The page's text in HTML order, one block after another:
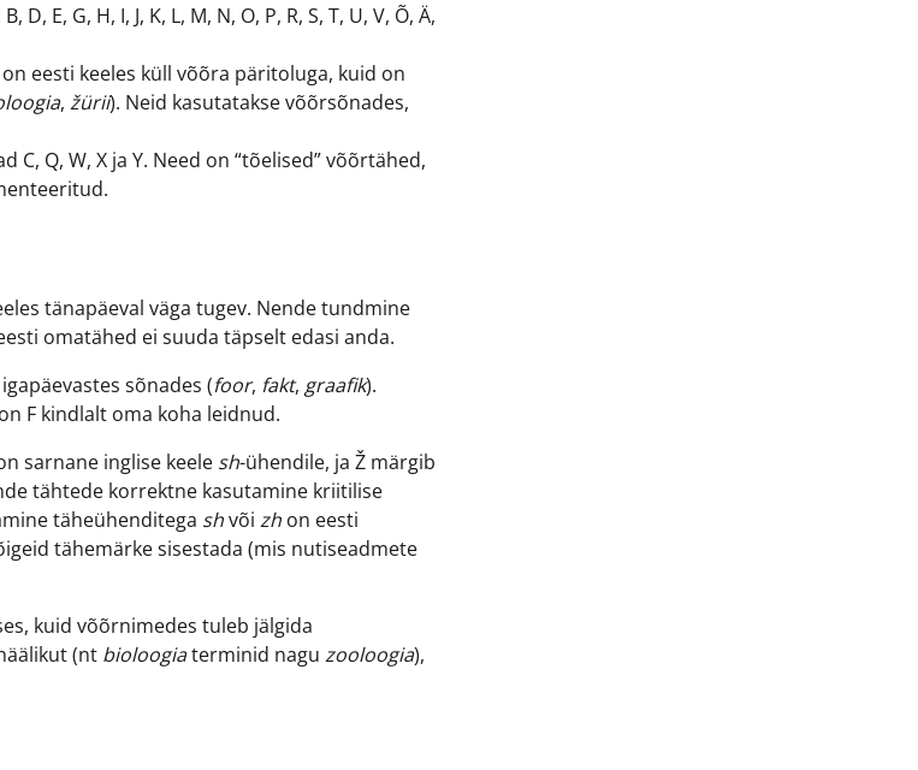
E, G, H, I, J, K, L, M, N, O, P, R, S, T, U, V, Õ, Ä,
on eesti keeles küll võõra päritoluga, kuid on
, žürii). Neid kasutatakse võõrsõnades,
C, Q, W, X ja Y. Need on “tõelised” võõrtähed,
tänapäeval väga tugev. Nende tundmine
omatähed ei suuda täpselt edasi anda.
sõnades (foor, fakt, graafik).
F kindlalt oma koha leidnud.
sarnane inglise keele sh-ühendile, ja Ž märgib
tähtede korrektne kasutamine kriitilise
täheühenditega shvõi zh on eesti
tähemärke sisestada (mis nutiseadmete
kuid võõrnimedes tuleb jälgida
(nt bioloogiaterminid nagu zooloogia),